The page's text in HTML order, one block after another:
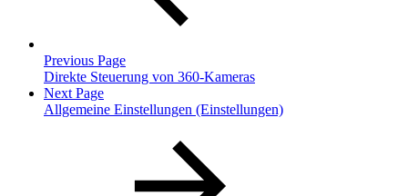
Previous Page
Direkte Steuerung von 360-Kameras
Next Page
Allgemeine Einstellungen (Einstellungen)